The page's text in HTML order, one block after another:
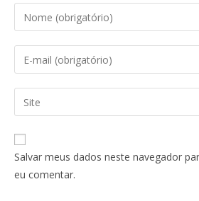
Salvar meus dados neste navegador
eu comentar.